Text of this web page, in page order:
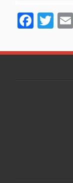
F
ac
e
o
T
wi
tt